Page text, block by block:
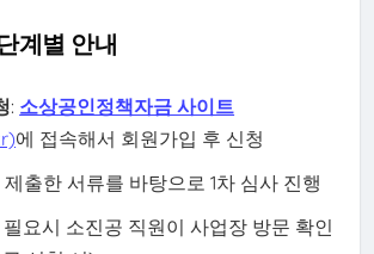
계별 안내
: 소상공인정책자금 사이트
에 접속해서 회원가입 후 신청
제출한 서류를 바탕으로 1차 심사 진행
필요시 소진공 직원이 사업장 방문 확인